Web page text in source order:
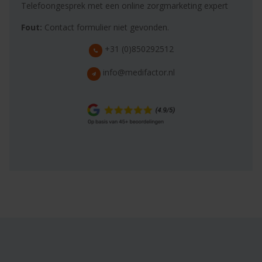
Telefoongesprek met een online zorgmarketing expert
Fout: Contact formulier niet gevonden.
+31 (0)850292512
info@medifactor.nl